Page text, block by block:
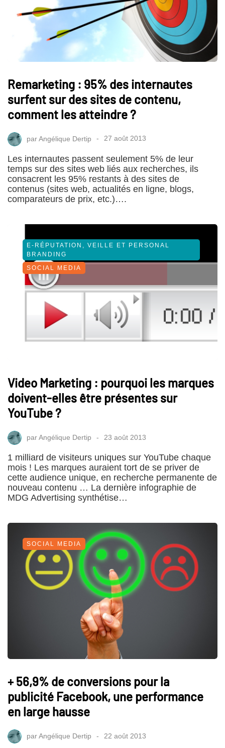
Remarketing : 95% des internautes
surfent sur des sites de contenu,
comment les atteindre ?
parAngélique Dertip 27 août 2013
Les internautes passent seulement 5% de leur
temps sur des sites web liés aux recherches, ils
consacrent les 95% restants à des sites de
contenus (sites web, actualités en ligne, blogs,
comparateurs de prix, etc.)….
E-RÉPUTATION, VEILLE ET PERSONAL
BRANDING
SOCIAL MEDIA
Video Marketing : pourquoi les marques
doivent-elles être présentes sur
YouTube ?
parAngélique Dertip 23 août 2013
1 milliard de visiteurs uniques sur YouTube chaque
mois ! Les marques auraient tort de se priver de
cette audience unique, en recherche permanente de
nouveau contenu … La dernière infographie de
MDG Advertising synthétise…
SOCIAL MEDIA
+ 56,9% de conversions pour la
publicité Facebook, une performance
en large hausse
parAngélique Dertip 22 août 2013